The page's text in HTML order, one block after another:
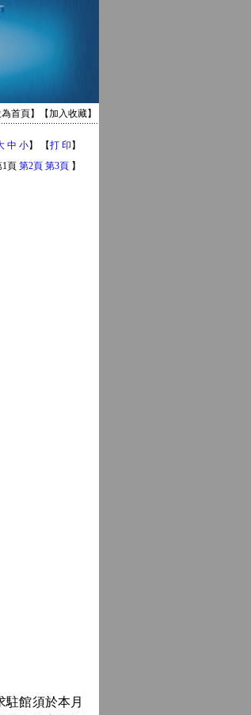
首頁】【加入收藏】
中 小】 【打 印 】
1頁 第2頁 第3頁 】
館須於本月